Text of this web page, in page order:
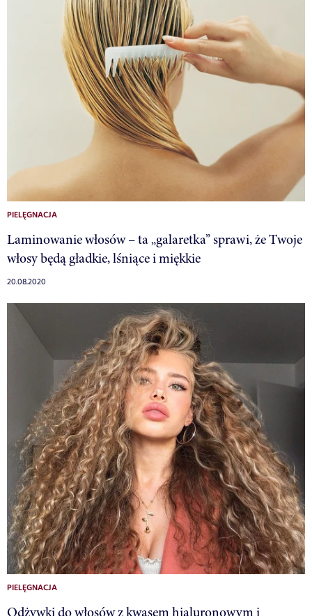
PIELĘGNACJA
Laminowanie włosów – ta „galaretka” sprawi, że Twoje
włosy będą gładkie, lśniące i miękkie
20.08.2020
PIELĘGNACJA
Odżywki do włosów z kwasem hialuronowym i